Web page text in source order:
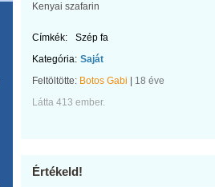
Kenyai szafarin
Címkék:
Szép fa
Kategória: Saját
Feltöltötte: Botos Gabi
18 éve
Látta 413 ember.
Értékeld!